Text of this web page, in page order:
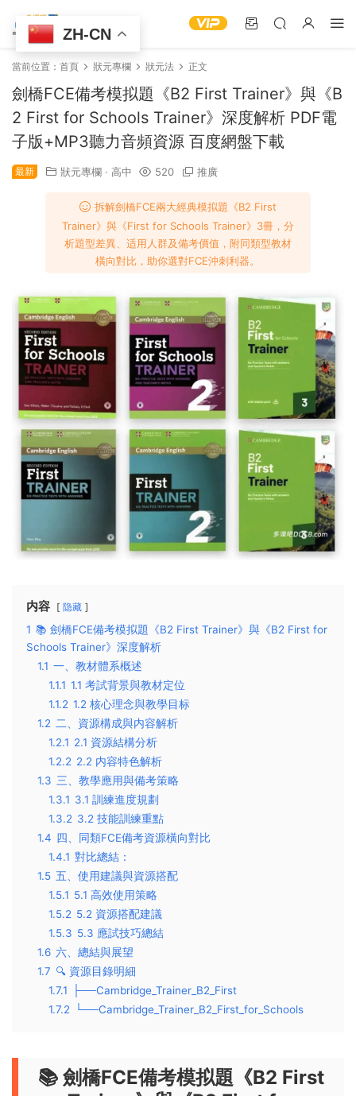
當前位置： 首頁 狀元專欄 狀元法 正文
劍橋FCE備考模拟題《B2 First Trainer》與《B
2 First for Schools Trainer》深度解析 PDF電
子版+MP3聽力音頻資源 百度網盤下載
最新 狀元專欄 · 高中 520 推廣
拆解劍橋FCE兩大經典模拟題《B2 First
Trainer》與《First for Schools Trainer》3冊，分
析題型差異、适用人群及備考價值，附同類型教材
橫向對比，助你選對FCE沖刺利器。
内容 隐藏
1 📚 劍橋FCE備考模拟題《B2 First Trainer》與《B2 First for
Schools Trainer》深度解析
1.1 一、教材體系概述
1.1.1 1.1 考試背景與教材定位
1.1.2 1.2 核心理念與教學目标
1.2 二、資源構成與内容解析
1.2.1 2.1 資源結構分析
1.2.2 2.2 内容特色解析
1.3 三、教學應用與備考策略
1.3.1 3.1 訓練進度規劃
1.3.2 3.2 技能訓練重點
1.4 四、同類FCE備考資源橫向對比
1.4.1 對比總結：
1.5 五、使用建議與資源搭配
1.5.1 5.1 高效使用策略
1.5.2 5.2 資源搭配建議
1.5.3 5.3 應試技巧總結
1.6 六、總結與展望
1.7 🔍 資源目錄明細
1.7.1
├──Cambridge_Trainer_B2_First
1.7.2
└──Cambridge_Trainer_B2_First_for_Schools
📚 劍橋FCE備考模拟題《B2 First
ZH-CN